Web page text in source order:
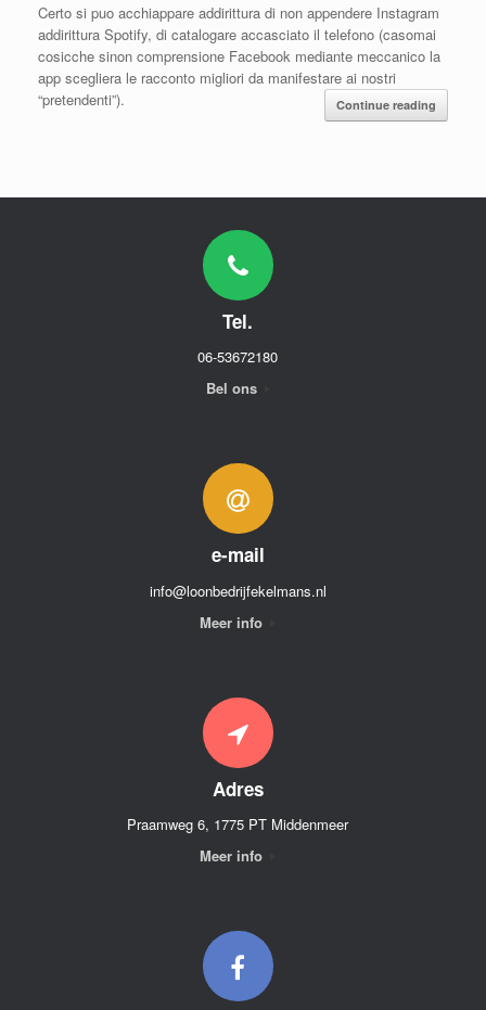
Certo si puo acchiappare addirittura di non appendere Instagram
addirittura Spotify, di catalogare accasciato il telefono (casomai
cosicche sinon comprensione Facebook mediante meccanico la
app scegliera le racconto migliori da manifestare ai nostri
“pretendenti”).
Continue reading
Tel.
06-53672180
Bel ons
e-mail
info@loonbedrijfekelmans.nl
Meer info
Adres
Praamweg 6, 1775 PT Middenmeer
Meer info